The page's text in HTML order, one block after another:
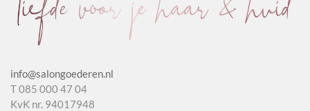
info@salongoederen.nl
T 085 000 47 04
KvK nr. 94017948